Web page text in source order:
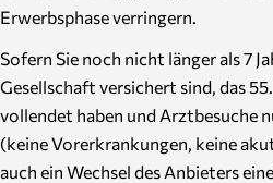
Erwerbsphase verringern.
Sofern Sie noch nicht länger als 7
Gesellschaft versichert sind, das
vollendet haben und Arztbesuche
(keine Vorerkrankungen, keine
auch ein Wechsel des Anbieters